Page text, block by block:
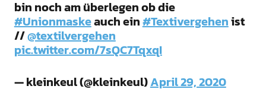
bin noch am überlegen ob die
#Unionmaskeauch ein#Textivergehenist
//@textilvergehen
pic.twitter.com/7sQC7TqxqI
— kleinkeul (@kleinkeul)April 29, 2020